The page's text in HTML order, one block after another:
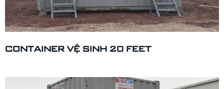
CONTAINER VỆ SINH 20 FEET